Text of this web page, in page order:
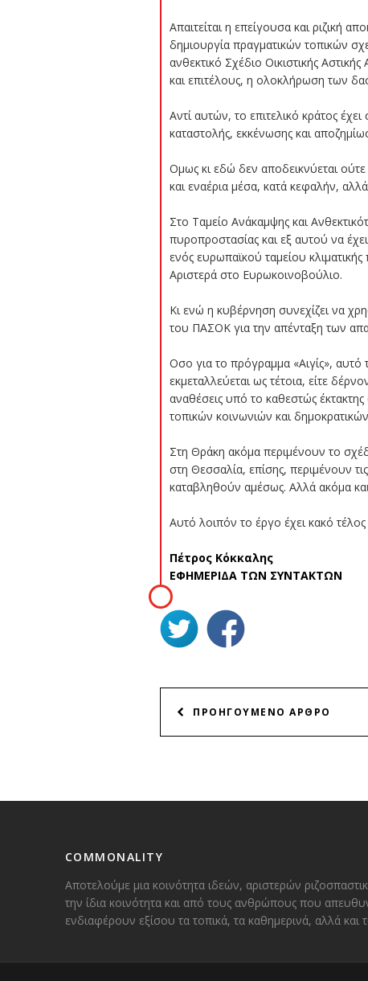
Απαιτείται η επείγουσα και ριζική
δημιουργία πραγματικών τοπικών
ανθεκτικό Σχέδιο Οικιστικής
και επιτέλους, η ολοκλήρωση των
Αντί αυτών, το επιτελικό κράτος
καταστολής, εκκένωσης και
Ομως κι εδώ δεν αποδεικνύεται
και εναέρια μέσα, κατά κεφαλήν, αλλά
Στο Ταμείο Ανάκαμψης και
πυροπροστασίας και εξ αυτού να
ενός ευρωπαϊκού ταμείου
Αριστερά στο Ευρωκοινοβούλιο.
Κι ενώ η κυβέρνηση συνεχίζει να
του ΠΑΣΟΚ για την απένταξη των
Οσο για το πρόγραμμα «Αιγίς», αυτό
εκμεταλλεύεται ως τέτοια, είτε
αναθέσεις υπό το καθεστώς
τοπικών κοινωνιών και
Στη Θράκη ακόμα περιμένουν το
στη Θεσσαλία, επίσης, περιμένουν
καταβληθούν αμέσως. Αλλά ακόμα
Αυτό λοιπόν το έργο έχει κακό
Πέτρος Κόκκαλης
ΕΦΗΜΕΡΙΔΑ ΤΩΝ ΣΥΝΤΑΚΤΩΝ
ΑΡΘΡΩΝ
ΠΡΟΗΓΟΥΜΕΝΟ ΑΡΘΡΟ
COMMONALITY
Αποτελούμε μια κοινότητα ιδεών, αριστερών
την ίδια κοινότητα και από τους ανθρώπους που
ενδιαφέρουν εξίσου τα τοπικά, τα καθημερινά, αλλά